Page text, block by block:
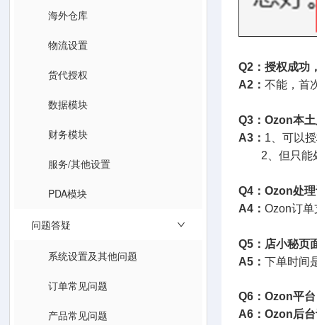
海外仓库
物流设置
货代授权
数据模块
财务模块
服务/其他设置
PDA模块
问题答疑
系统设置及其他问题
订单常见问题
产品常见问题
Q2：授权成功
A2： 不能，首
Q3：Ozon本
A3： 1、可以
2、但只能处
Q4：Ozon处
A4： Ozon订
Q5：店小秘页
A5： 下单时间
Q6：Ozon平
A6：Ozon后